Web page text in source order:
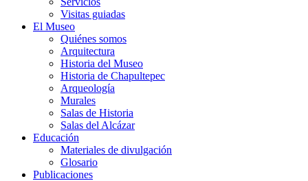
Visitas guiadas
El Museo
Quiénes somos
Arquitectura
Historia del Museo
Historia de Chapultepec
Arqueología
Murales
Salas de Historia
Salas del Alcázar
Educación
Materiales de divulgación
Glosario
Publicaciones